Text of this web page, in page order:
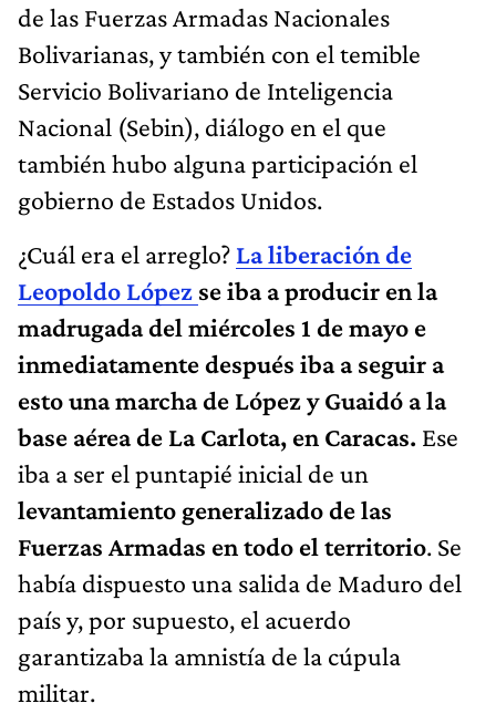
de las Fuerzas Armadas Nacionales
Bolivarianas, y también con el temible
Servicio Bolivariano de Inteligencia
Nacional (Sebin), diálogo en el que
también hubo alguna participación el
gobierno de Estados Unidos.
¿Cuál era el arreglo? La liberación de
Leopoldo López se iba a producir en la
madrugada del miércoles 1 de mayo e
inmediatamente después iba a seguir a
esto una marcha de López y Guaidó a la
base aérea de La Carlota, en Caracas. Ese
iba a ser el puntapié inicial de un
levantamiento generalizado de las
Fuerzas Armadas en todo el territorio. Se
había dispuesto una salida de Maduro del
país y, por supuesto, el acuerdo
garantizaba la amnistía de la cúpula
militar.